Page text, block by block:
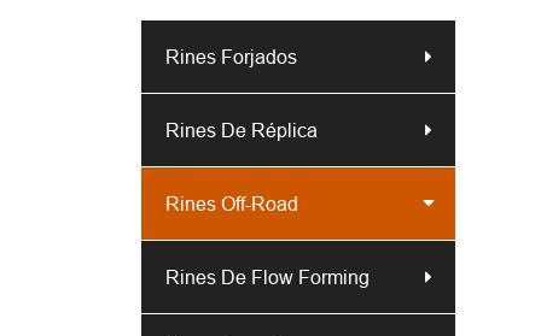
Rines Forjados
Rines De Réplica
Rines Off-Road
Rines De Flow Forming